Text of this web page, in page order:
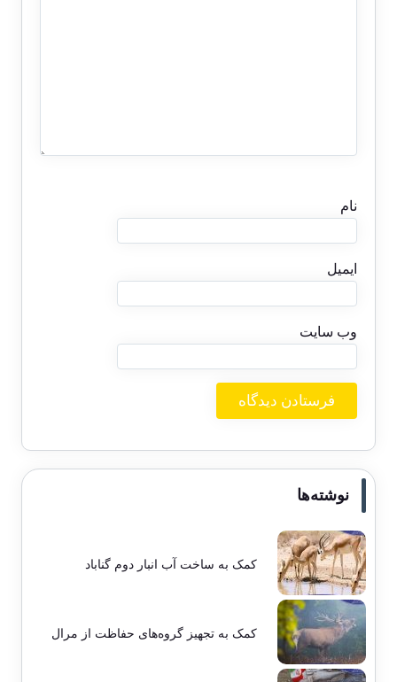
نام
ایمیل
وب‌ سایت
نوشته‌ها
کمک به ساخت آب انبار دوم گناباد
کمک به تجهیز گروه‌های حفاظت از مرال